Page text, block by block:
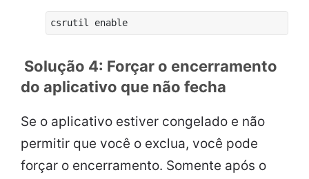
csrutil enable
Solução 4: Forçar o encerramento
do aplicativo que não fecha
Se o aplicativo estiver congelado e não
permitir que você o exclua, você pode
forçar o encerramento. Somente após o